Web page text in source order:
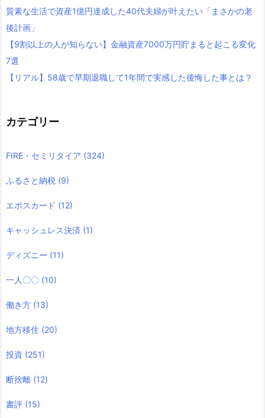
質素な生活で資産1億円達成した40代夫婦が叶えたい「まさかの老
後計画」
【9割以上の人が知らない】金融資産7000万円貯まると起こる変化
7選
【リアル】58歳で早期退職して1年間で実感した後悔した事とは？
カテゴリー
FIRE・セミリタイア (324)
ふるさと納税 (9)
エポスカード (12)
キャッシュレス決済 (1)
ディズニー (11)
一人〇〇 (10)
働き方 (13)
地方移住 (20)
投資 (251)
断捨離 (12)
書評 (15)